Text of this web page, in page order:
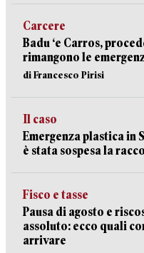
Carcere
Badu ‘e Carros,
rimangono le
di Francesco Pirisi
Il caso
Emergenza plastica in
è stata sospesa la
Fisco e tasse
Pausa di agosto e
assoluto: ecco quali
arrivare